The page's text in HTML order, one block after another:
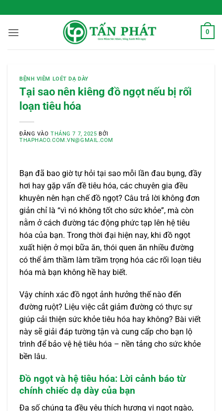
qua
nội
0
BỆNH VIÊM LOÉT DẠ DÀY
Tại sao nên kiêng đồ ngọt nếu bị rối
loạn tiêu hóa
ĐĂNG VÀOTHÁNG 7 7, 2025 BỞI
THAPHACO.COM.VN@GMAIL.COM
Bạn đã bao giờ tự hỏi tại sao mỗi lần đau bụng, đầy
hơi hay gặp vấn đề tiêu hóa, các chuyên gia đều
khuyên nên hạn chế đồ ngọt? Câu trả lời không đơn
giản chỉ là “vì nó không tốt cho sức khỏe”, mà còn
nằm ở cách đường tác động phức tạp lên hệ tiêu
hóa của bạn. Trong thời đại hiện nay, khi đồ ngọt
xuất hiện ở mọi bữa ăn, thói quen ăn nhiều đường
có thể âm thầm làm trầm trọng hóa các rối loạn tiêu
hóa mà bạn không hề hay biết.
Vậy chính xác đồ ngọt ảnh hưởng thế nào đến
đường ruột? Liệu việc cắt giảm đường có thực sự
giúp cải thiện sức khỏe tiêu hóa hay không? Bài viết
này sẽ giải đáp tường tận và cung cấp cho bạn lộ
trình để bảo vệ hệ tiêu hóa – nền tảng cho sức khỏe
bền lâu.
Đồ ngọt và hệ tiêu hóa: Lời cảnh báo từ
chính chiếc dạ dày của bạn
Đa số chúng ta đều yêu thích hương vị ngọt ngào,